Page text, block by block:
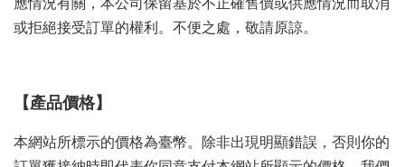
或拒絕接受訂單的權利。不便之處，敬請原諒。
【產品價格】
本網站所標示的價格為臺幣。除非出現明顯錯誤，否則你的